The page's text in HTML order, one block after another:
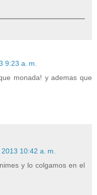
9:23 a. m.
monada! y ademas que
10:42 a. m.
y lo colgamos en el